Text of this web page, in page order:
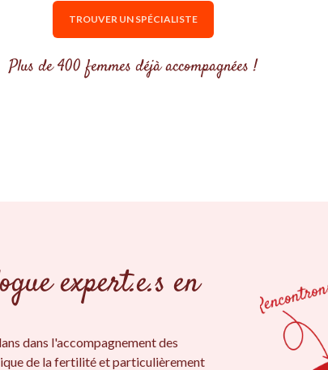
TROUVER UN SPÉCIALISTE
Plus de 400 femmes déjà accompagnées !
expert.e.s en
dans l'accompagnement des
de la fertilité et particulièrement